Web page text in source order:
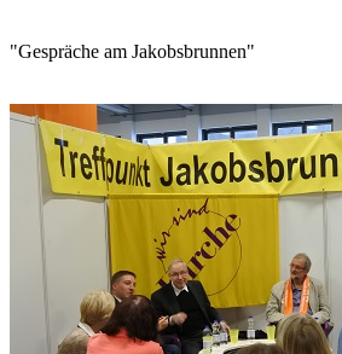
"Gespräche am Jakobsbrunnen"